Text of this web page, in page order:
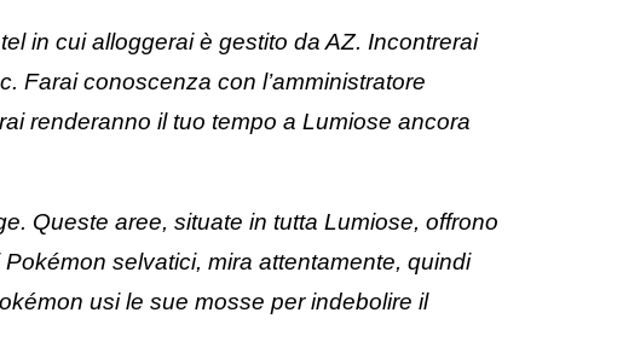
in cui alloggerai è gestito da AZ. Incontrerai
Farai conoscenza con l’amministratore
renderanno il tuo tempo a Lumiose ancora
Queste aree, situate in tutta Lumiose, offrono
selvatici, mira attentamente, quindi
usi le sue mosse per indebolire il